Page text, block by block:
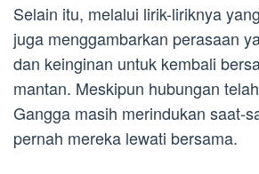
Selain itu, melalui lirik-liriknya
juga menggambarkan perasaan
dan keinginan untuk kembali
mantan. Meskipun hubungan
Gangga masih merindukan saat-
pernah mereka lewati bersama.